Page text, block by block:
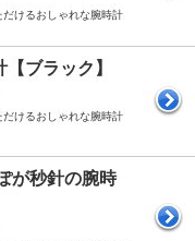
けるおしゃれな腕時計
ブラック】
けるおしゃれな腕時計
が秒針の腕時